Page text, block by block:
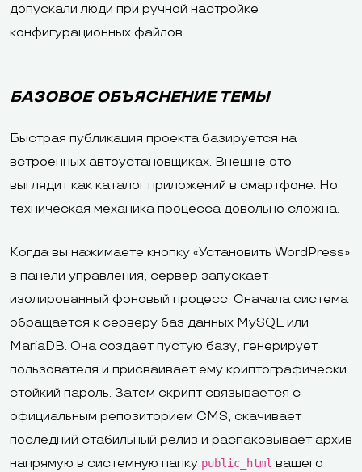
допускали люди при ручной настройке
конфигурационных файлов.
БАЗОВОЕ ОБЪЯСНЕНИЕ ТЕМЫ
Быстрая публикация проекта базируется на
встроенных автоустановщиках. Внешне это
выглядит как каталог приложений в смартфоне. Но
техническая механика процесса довольно сложна.
Когда вы нажимаете кнопку «Установить WordPress»
в панели управления, сервер запускает
изолированный фоновый процесс. Сначала система
обращается к серверу баз данных MySQL или
MariaDB. Она создает пустую базу, генерирует
пользователя и присваивает ему криптографически
стойкий пароль. Затем скрипт связывается с
официальным репозиторием CMS, скачивает
последний стабильный релиз и распаковывает архив
напрямую в системную папку public_html вашего